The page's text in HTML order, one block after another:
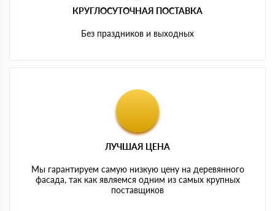
КРУГЛОСУТОЧНАЯ ПОСТАВКА
Без праздников и выходных
ЛУЧШАЯ ЦЕНА
Мы гарантируем самую низкую цену на деревянного
фасада, так как являемся одним из самых крупных
поставщиков